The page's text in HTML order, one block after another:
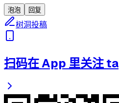
泡泡 回复
树洞投稿
扫码在 App 里关注 ta